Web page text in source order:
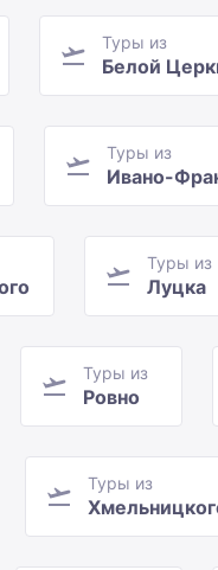
Туры из
Белой
Туры из
Ивано-
Туры из
Луцка
Туры из
Ровно
Туры из